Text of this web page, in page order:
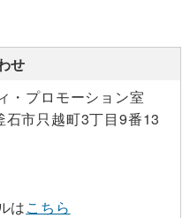
せ
プロモーション室
市只越町3丁目9番13
はこちら